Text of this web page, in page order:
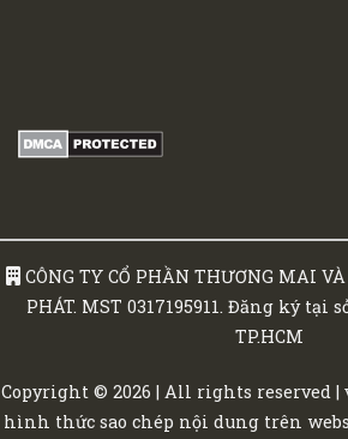
CÔNG TY CỔ PHẦN THƯƠNG MAI
PHÁT. MST 0317195911. Đăng ký tại
TP.HCM
Copyright © 2026 | All rights reserved
hình thức sao chép nội dung trên